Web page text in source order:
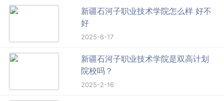
新疆石河子职业技术学院怎么样 好不
好
2025-6-17
新疆石河子职业技术学院是双高计划
院校吗？
2025-2-16